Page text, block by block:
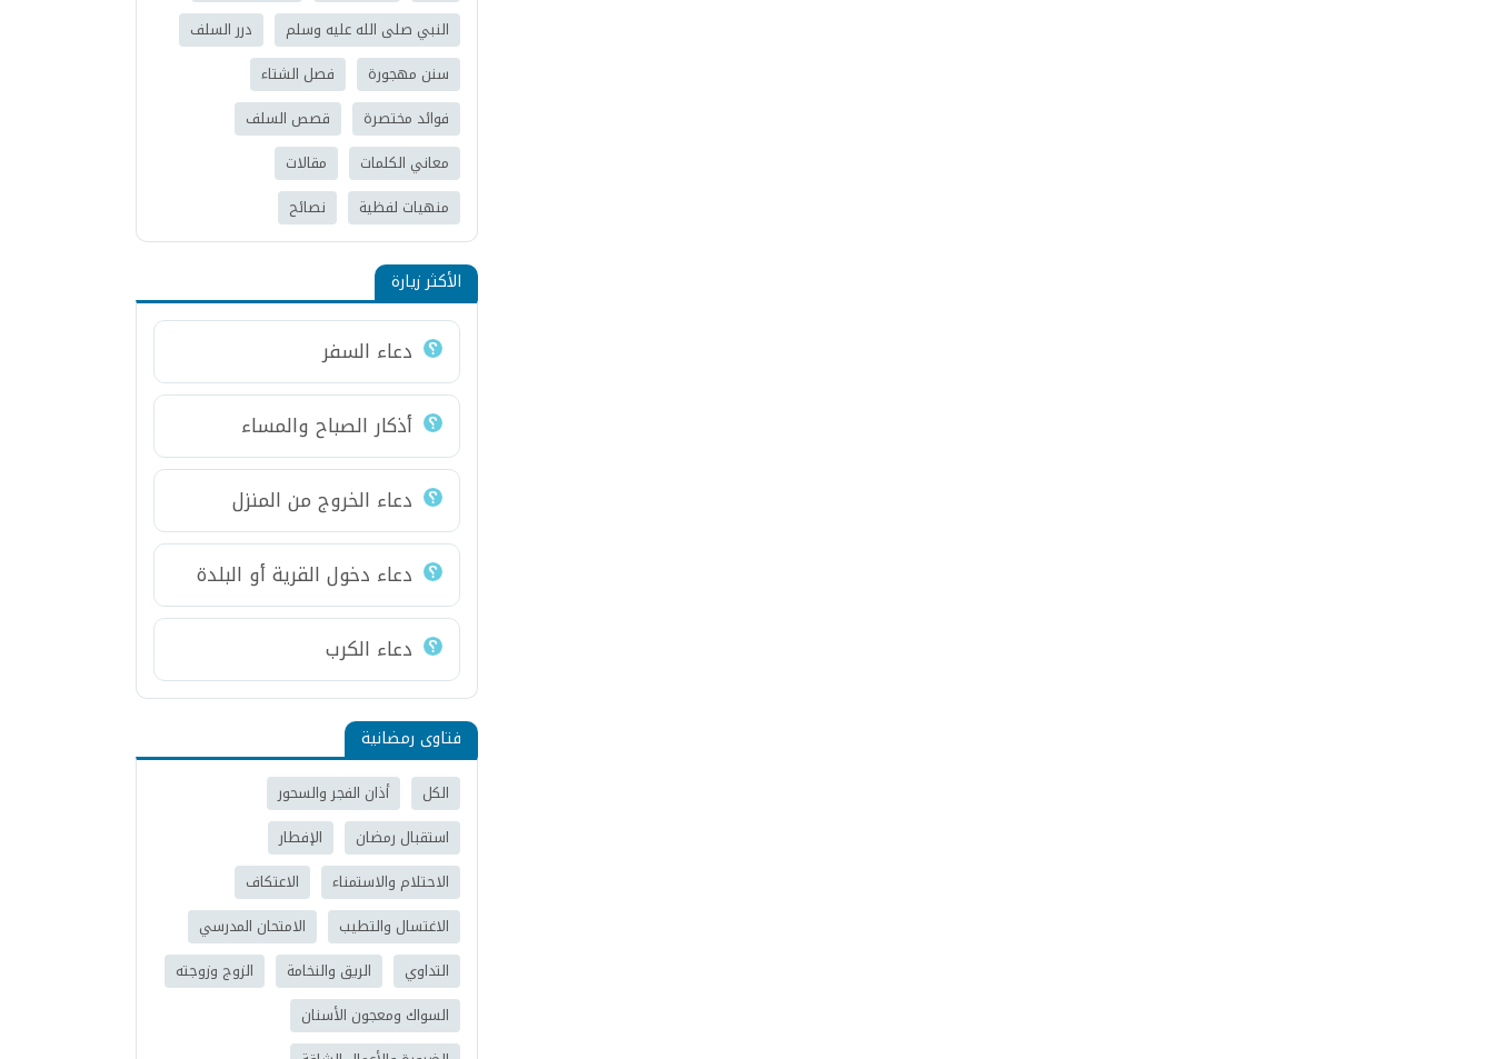
النبي صلى الله عليه وسلم
درر السلف
سنن مهجورة
فصل الشتاء
فوائد مختصرة
قصص السلف
معاني الكلمات
مقالات
منهيات لفظية
نصائح
الأكثر زيارة
دعاء السفر
أذكار الصباح والمساء
دعاء الخروج من المنزل
دعاء دخول القرية أو البلدة
دعاء الكرب
فتاوى رمضانية
الكل
أذان الفجر والسحور
استقبال رمضان
الإفطار
الاحتلام والاستمناء
الاعتكاف
الاغتسال والتطيب
الامتحان المدرسي
التداوي
الريق والنخامة
الزوج وزوجته
السواك ومعجون الأسنان